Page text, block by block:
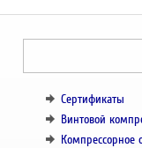
Сертификаты
Винтовой
Компрессорное